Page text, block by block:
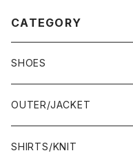
CATEGORY
SHOES
21.5-22.0 cm
22.0-22.5 cm
OUTER/JACKET
SHIRTS/KNIT